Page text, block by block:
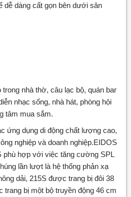
dễ dàng cất gọn bên dưới sân
nhà thờ, câu lạc bộ, quán bar
nhạc sống, nhà hát, phòng hội
tâm mua sắm.
ứng dụng di động chất lượng cao,
nghiệp và doanh nghiệp.EIDOS
phù hợp với việc tăng cường SPL
lần lượt là hệ thống phản xạ
dải, 215S được trang bị đôi 38
trang bị một bộ truyền động 46 cm